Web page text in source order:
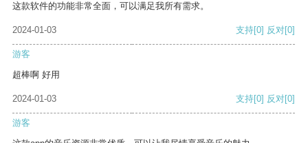
这款软件的功能非常全面，可以满足我所有需求。
2024-01-03 支持[0] 反对[0]
游客
超棒啊 好用
2024-01-03 支持[0] 反对[0]
游客